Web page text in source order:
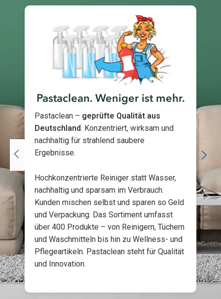
Pastaclean. Weniger ist mehr.
Pastaclean – geprüfte Qualität aus
Deutschland. Konzentriert, wirksam und
nachhaltig für strahlend saubere
Ergebnisse.
Hochkonzentrierte Reiniger statt Wasser,
nachhaltig und sparsam im Verbrauch.
Kunden mischen selbst und sparen so Geld
und Verpackung. Das Sortiment umfasst
über 400 Produkte – von Reinigern, Tüchern
und Waschmitteln bis hin zu Wellness- und
Pflegeartikeln. Pastaclean steht für Qualität
und Innovation.